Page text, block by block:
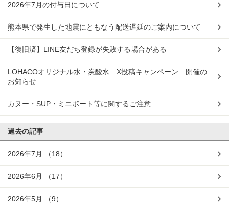
2026年7月の付与日について
熊本県で発生した地震にともなう配送遅延のご案内について
【復旧済】LINE友だち登録が失敗する場合がある
LOHACOオリジナル水・炭酸水 X投稿キャンペーン 開催の
お知らせ
カヌー・SUP・ミニボート等に関するご注意
過去の記事
2026年7月 （18）
2026年6月 （17）
2026年5月 （9）